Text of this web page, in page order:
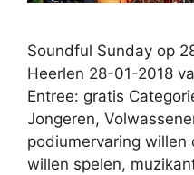
Soundful Sunday op
Heerlen 28-01-2018
Entree: gratis
Jongeren,
podiumervaring willen
willen spelen,